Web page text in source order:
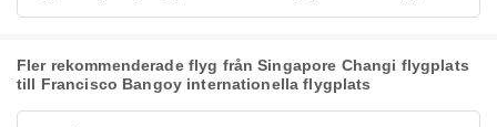
Fler rekommenderade flyg från Singapore Changi flygplats
till Francisco Bangoy internationella flygplats